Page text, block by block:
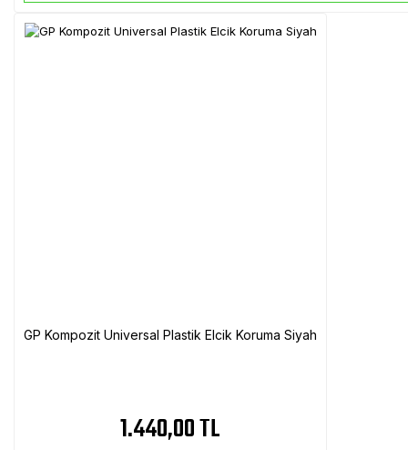
GP Kompozit Universal Plastik Elcik Koruma Siyah
1.440,00 TL